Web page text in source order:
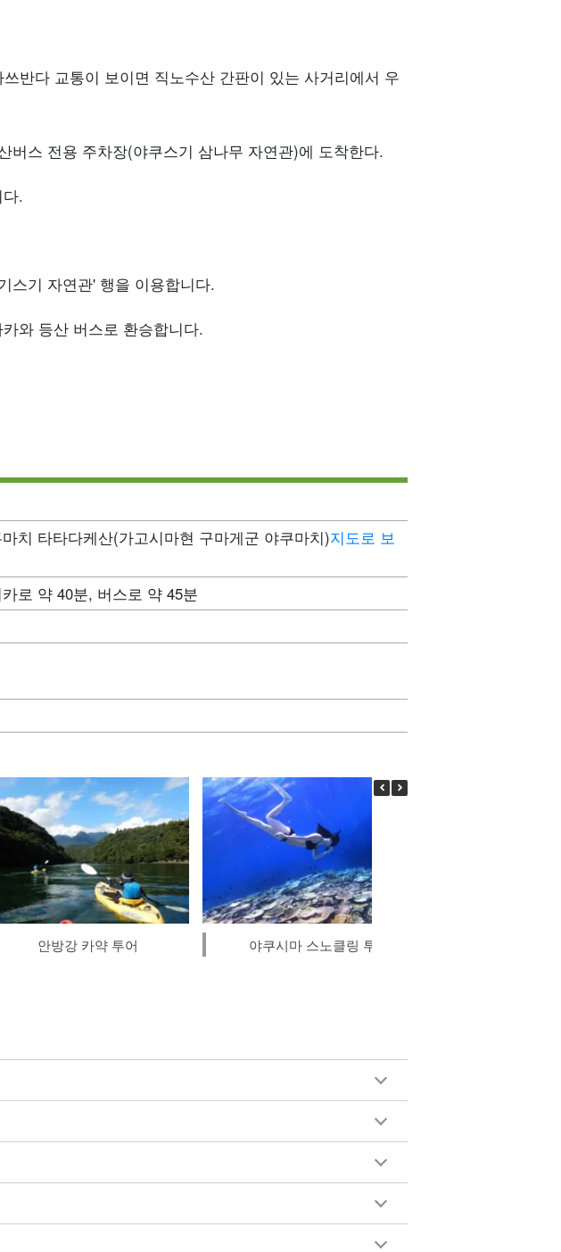
반다 교통이 보이면 직노수산 간판이 있는 사거리에서 우
버스 전용 주차장(야쿠스기 삼나무 자연관)에 도착한다.
.
스기 자연관' 행을 이용합니다.
카와 등산 버스로 환승합니다.
치 타타다케산(가고시마현 구마게군 야쿠마치)지도로 보
로 약 40분, 버스로 약 45분
안방강 카약 투어 야쿠시마 스노클링 투어